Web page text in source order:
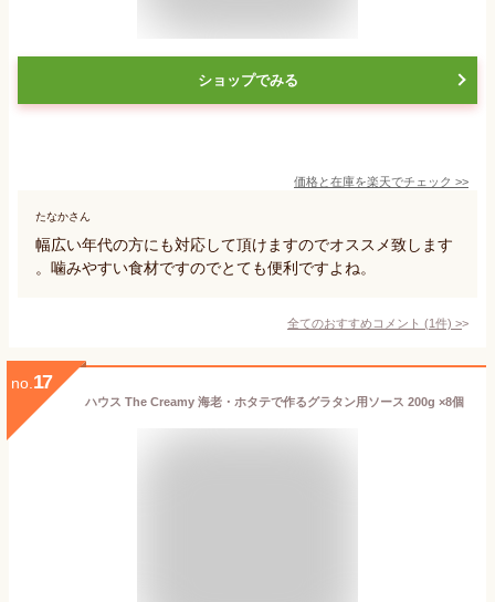
ショップでみる
価格と在庫を楽天でチェック >>
たなかさん
幅広い年代の方にも対応して頂けますのでオススメ致します
。噛みやすい食材ですのでとても便利ですよね。
全てのおすすめコメント (1件) >
no. 17
ハウス The Creamy 海老・ホタテで作るグラタン用ソース 200g ×8個